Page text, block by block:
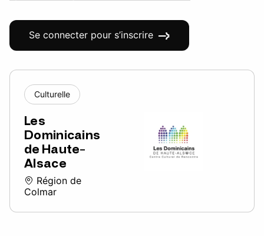
Se connecter pour s’inscrire
Culturelle
Les
Dominicains
de Haute-
Alsace
Région de
Colmar